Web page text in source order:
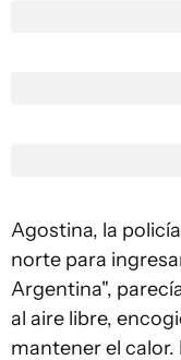
Agostina, la
norte para
Argentina",
al aire libre,
mantener el